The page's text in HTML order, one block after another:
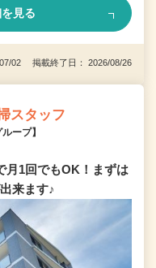
見る
02 掲載終了日： 2026/08/26
スタッフ
ープ】
月1回でもOK！まずは
来ます♪